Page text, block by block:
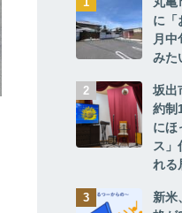
に「
月
みた
坂出
約制
にほ
ス」
れる
新米